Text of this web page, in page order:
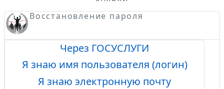
Восстановление пароля
Через ГОСУСЛУГИ
Я знаю имя пользователя (логин)
Я знаю электронную почту